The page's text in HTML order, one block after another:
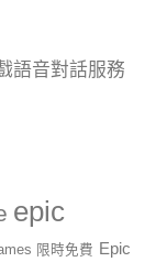
語音對話服務
epic
限時免費 Epic